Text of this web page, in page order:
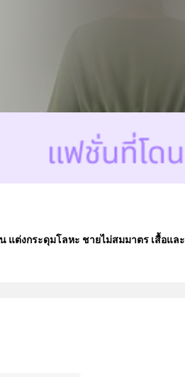
แต่งกระดุมโลหะ ชายไม่สมมาตร เสื้อและ